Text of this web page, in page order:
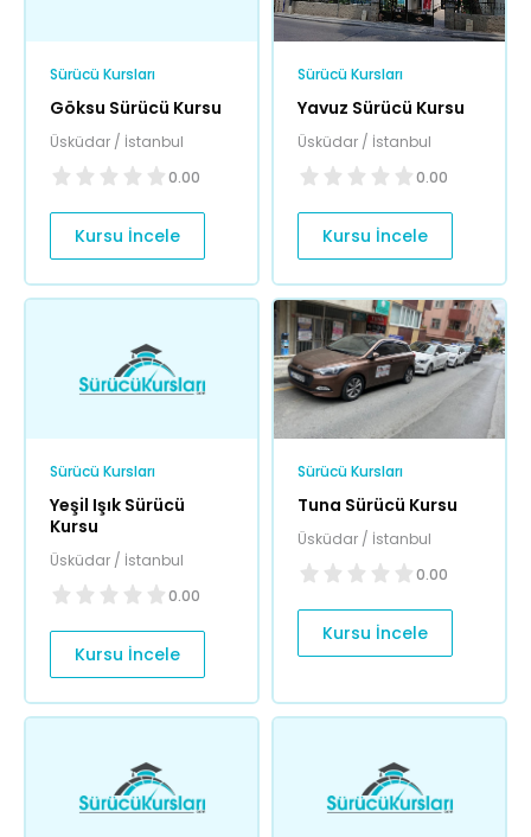
Sürücü Kursları
Göksu Sürücü Kursu
Üsküdar / İstanbul
0.00
Kursu İncele
Sürücü Kursları
Yavuz Sürücü Kursu
Üsküdar / İstanbul
0.00
Kursu İncele
Sürücü Kursları
Yeşil Işık Sürücü
Kursu
Üsküdar / İstanbul
0.00
Kursu İncele
Sürücü Kursları
Tuna Sürücü Kursu
Üsküdar / İstanbul
0.00
Kursu İncele